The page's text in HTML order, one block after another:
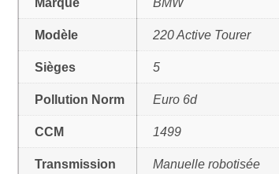
Modèle 220 Active Tourer
Sièges 5
Pollution Norm Euro 6d
CCM 1499
Transmission Manuelle robotisée